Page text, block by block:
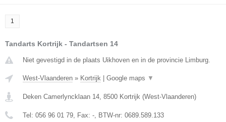
1
Tandarts Kortrijk - Tandartsen 14
Niet gevestigd in de plaats Uikhoven en in de provincie Limburg.
West-Vlaanderen » Kortrijk Google maps ▼
Deken Camerlyncklaan 14, 8500 Kortrijk (West-Vlaanderen)
Tel: 056 96 01 79, Fax: -, BTW-nr: 0689.589.133